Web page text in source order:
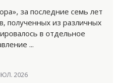
за последние семь лет
полученных из различных
в отдельное
...
2026